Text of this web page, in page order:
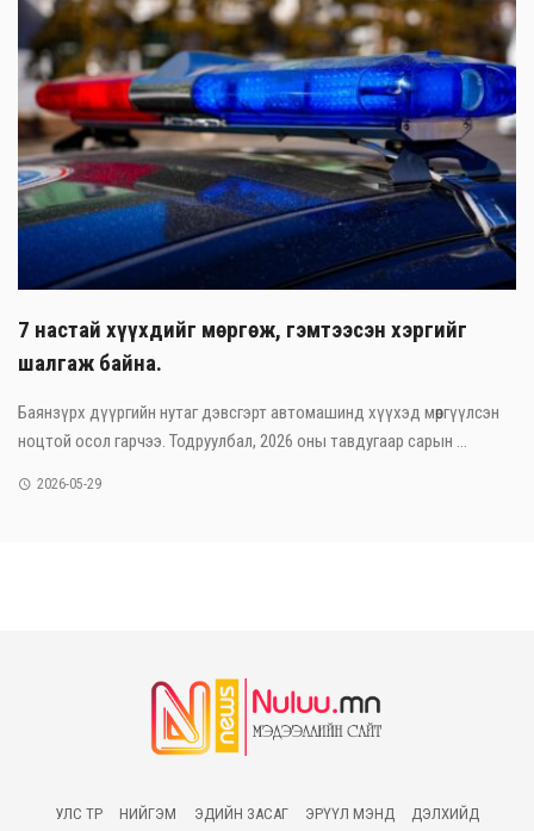
7 настай хүүхдийг мөргөж, гэмтээсэн хэргийг
шалгаж байна.
Баянзүрх дүүргийн нутаг дэвсгэрт автомашинд хүүхэд мөргүүлсэн
ноцтой осол гарчээ. Тодруулбал, 2026 оны тавдугаар сарын ...
2026-05-29
УЛС ТӨР НИЙГЭМ ЭДИЙН ЗАСАГ ЭРҮҮЛ МЭНД ДЭЛХИЙД